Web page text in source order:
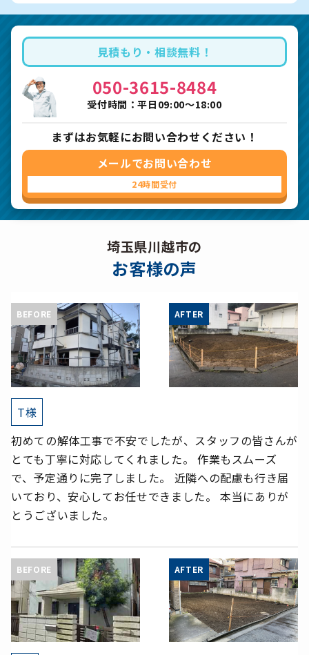
見積もり・相談無料！
050-3615-8484
受付時間：平日09:00〜18:00
まずはお気軽にお問い合わせください！
メールでお問い合わせ
24時間受付
埼玉県川越市の
お客様の声
T様
初めての解体工事で不安でしたが、スタッフの皆さんが
とても丁寧に対応してくれました。 作業もスムーズ
で、予定通りに完了しました。 近隣への配慮も行き届
いており、安心してお任せできました。 本当にありが
とうございました。